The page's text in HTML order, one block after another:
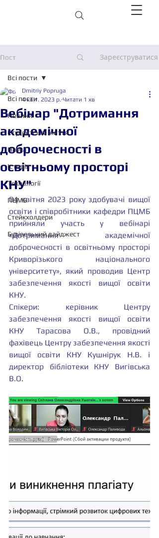
Пост Зареєструватися
Всі пости
Новини
Студентське життя
Наука
Історія
Технології
ПЦМБ
Стейкхолдери
Будівельний дайджест
Всі пости
Вебінар "Дотримання
академічної
доброчесності в
освітньому просторі
КНУ"
Dmitriy Popruga
4 квіт. 2023 р. Читати 1 хв
04 квітня 2023 року здобувачі вищої
освіти і співробітники кафедри ПЦМБ
прийняли участь у вебінарі
«Дотримання академічної
доброчесності в освітньому просторі
Криворізького національного
університету», який проводив Центр
забезпечення якості вищої освіти
КНУ.
Спікери: керівник Центру
забезпечення якості вищої освіти
КНУ Тарасова О.В., провідний
фахівець Центру забезпечення якості
вищої освіти КНУ Кушнірук Н.В. і
директор бібліотеки КНУ Вигівська
В.О.